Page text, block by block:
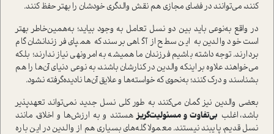
كنند، مي‌توانند در فضاي مجازي هم نقش والد‌گري خودشان را بهتر حفظ كنند.
در واقع به‌نوعي بايد بين دو نسل تعامل به وجود بيايد؛ به‌همين‌خاطر بهتر
است خود والدين به اين سطح از آگاهي برسند كه همپاي فرزندانشان گام
بردارند. توجه داشته باشيم فرزندان ما هميشه به امر‌ونهي نياز ندارند؛ بلكه
مي‌خواهند علاوه بر اينكه والدين در كنارشان باشند، به نوعي دنياي آن‌ها را هم
بشناسند و درك كنند؛ به‌نحوي كه خواسته‌ها و علايق آن‌ها ناديده‌گرفته نشود.
بعضي والدين نيز گمان مي‌كنند ‌به طور كلي نسل جديد نمي‌تواند تعهد‌پذير
باشد، اغلب بي‌تفاوت و مسئوليت‌گريزهستند و به ارزش‌ها و اخلاق، مانند
نسل قديم، پايبند نيستند. معمولا گله‌هاي بسياري هم از والدين در اين باره